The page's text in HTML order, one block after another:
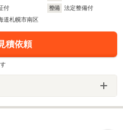
付 整備
法定整備付
道札幌市南区
積依頼